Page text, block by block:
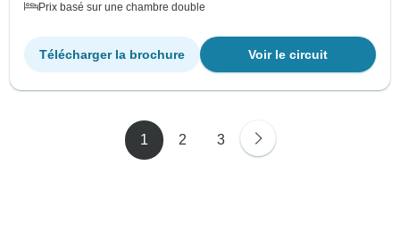
Prix basé sur une chambre double
Voir le circuit
Télécharger la brochure
1 2 3